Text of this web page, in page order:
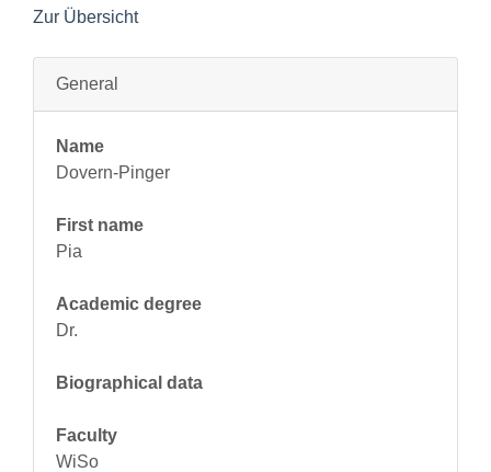
Zur Übersicht
General
Name
Dovern-Pinger
First name
Pia
Academic degree
Dr.
Biographical data
Faculty
WiSo